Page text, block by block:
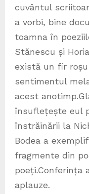
cuvântul
a vorbi, bine
toamna în
Stănescu și
există un fir
sentimentul
acest
însuflețește eul
înstrăinării la
Bodea a
fragmente din
poeți.Conferința
aplauze.